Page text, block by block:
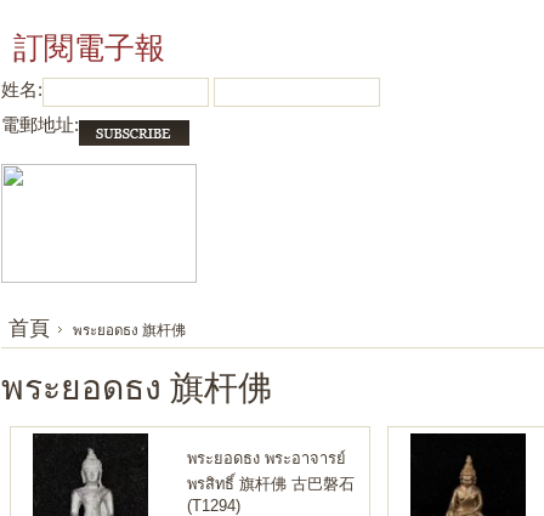
訂閱電子報
姓名:
電郵地址:
首頁 พระยอดธง 旗杆佛
พระยอดธง 旗杆佛
พระยอดธง พระอาจารย์
พรสิทธิ์ 旗杆佛 古巴磐石
(T1294)